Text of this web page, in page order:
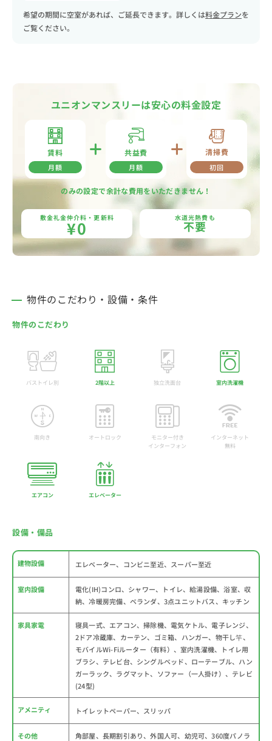
希望の期間に空室があれば、ご延長できます。詳しくは料金プランを
ご覧ください。
ユニオンマンスリーは安心の料金設定
賃料
月額
共益費
月額
清掃費
初回
のみの設定で余計な費用をいただきません！
敷金礼金仲介料・更新料
¥0 水道光熱費も
不要
物件のこだわり・設備・条件
物件のこだわり
バストイレ別 2階以上 独立洗面台 室内洗濯機
南向き オートロック
モニター付き
インターフォン
インターネット
無料
エアコン エレベーター
設備・備品
建物設備 エレベーター、コンビニ至近、スーパー至近
室内設備
電化(IH)コンロ、シャワー、トイレ、給湯設備、浴室、収
納、冷暖房完備、ベランダ、3点ユニットバス、キッチン
家具家電
寝具一式、エアコン、掃除機、電気ケトル、電子レンジ、
2ドア冷蔵庫、カーテン、ゴミ箱、ハンガー、物干し竿、
モバイルWi-Fiルーター（有料）、室内洗濯機、トイレ用
ブラシ、テレビ台、シングルベッド、ローテーブル、ハン
ガーラック、ラグマット、ソファー（一人掛け）、テレビ
(24型)
アメニティ トイレットペーパー、スリッパ
その他
角部屋、長期割引あり、外国人可、幼児可、360度パノラ